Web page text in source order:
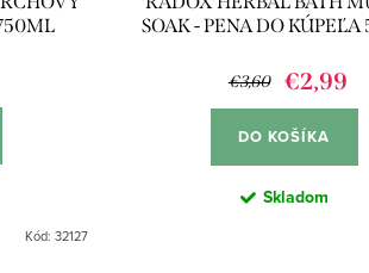
Kód: 32127
SOAK - PENA DO
€3,60 €2,99
DO KOŠÍKA
Skladom